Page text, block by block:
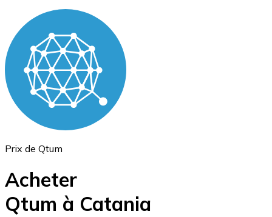
Ethereum
ETH
Prix de Qtum
Acheter
Qtum à Catania